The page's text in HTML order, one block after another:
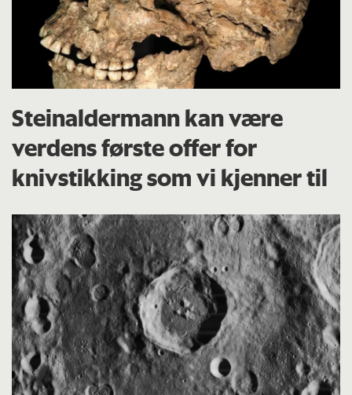
Steinaldermann kan være
verdens første offer for
knivstikking som vi kjenner til